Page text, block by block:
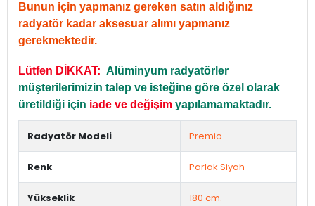
Bunun için yapmanız gereken satın aldığınız
radyatör kadar aksesuar alımı yapmanız
gerekmektedir.
Lütfen DİKKAT: Alüminyum radyatörler
müşterilerimizin talep ve isteğine göre özel olarak
üretildiği için iade ve değişim yapılamamaktadır.
Radyatör Modeli Premio
Renk Parlak Siyah
Yükseklik 180 cm.